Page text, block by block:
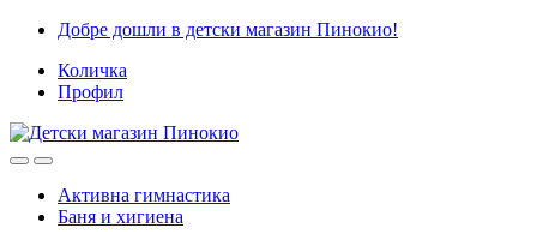
Skip
navigation
Skip
content
Добре дошли в детски магазин Пинокио!
Количка
Профил
Активна гимнастика
Баня и хигиена